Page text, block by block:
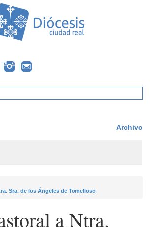
Archivo
Sra. de los Ángeles de Tomelloso
a Ntra.